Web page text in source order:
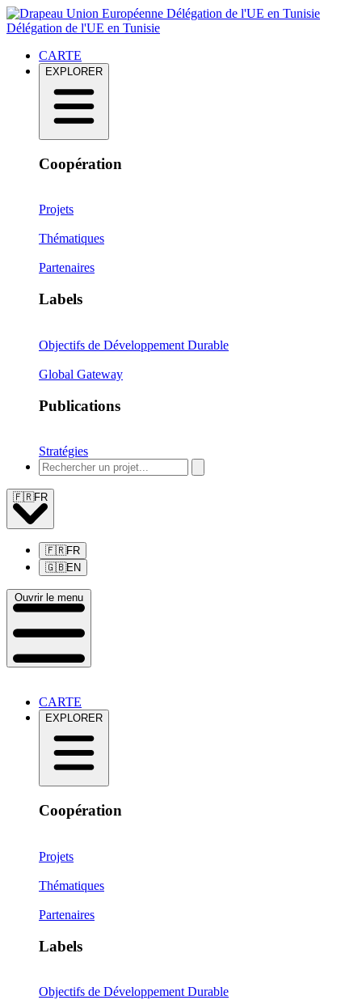
Délégation de l'UE en Tunisie
Délégation de l'UE en Tunisie
CARTE
EXPLORER
Coopération
Projets
Thématiques
Partenaires
Labels
Objectifs de Développement Durable
Global Gateway
Publications
Stratégies
🇫🇷FR
🇫🇷FR
🇬🇧EN
Ouvrir le menu
CARTE
EXPLORER
Coopération
Projets
Thématiques
Partenaires
Labels
Objectifs de Développement Durable